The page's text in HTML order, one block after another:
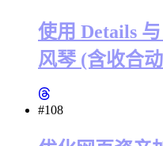
使用 Details
风琴 (含收合
#108